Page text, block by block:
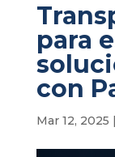
para
con
Mar 12, 2025 |